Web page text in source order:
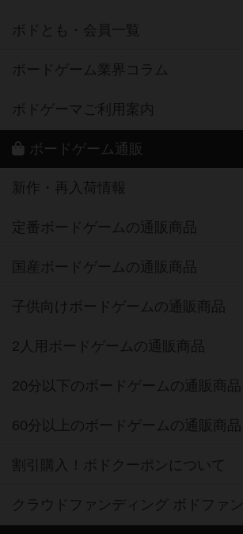
ボドとも・会員一覧
ボードゲーム業界コラム
ボドゲーマご利用案内
ボードゲーム通販
新作・再入荷情報
定番ボードゲームの通販商品
国産ボードゲームの通販商品
子供向けボードゲームの通販商品
2人用ボードゲームの通販商品
20分以下のボードゲームの通販商品
60分以上のボードゲームの通販商品
割引購入！ボドクーポンについて
クラウドファンディング ボドファン